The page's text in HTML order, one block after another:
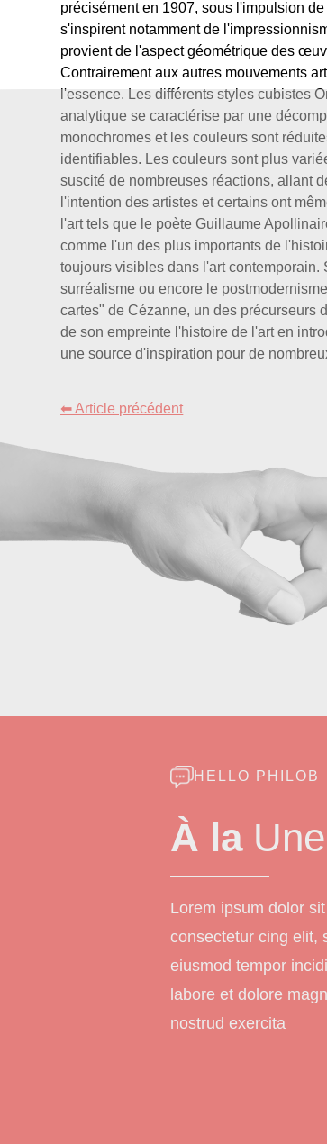
précisément en 1907, sous l'impulsion
s'inspirent notamment de
provient de l'aspect géométrique des
Contrairement aux autres mouvements
l'essence. Les différents styles cubistes
analytique se caractérise par une
monochromes et les couleurs sont
identifiables. Les couleurs sont plus
suscité de nombreuses réactions, allant
l'intention des artistes et certains ont
l'art tels que le poète Guillaume
comme l'un des plus importants de
toujours visibles dans l'art
surréalisme ou encore le
cartes" de Cézanne, un des précurseurs
de son empreinte l'histoire de l'art en
une source d'inspiration pour de
⬅ Article précédent
HELLO PHILOB
À laUne
Lorem ipsum dolor
consectetur cing elit,
eiusmod tempor
labore et dolore
nostrud exercita